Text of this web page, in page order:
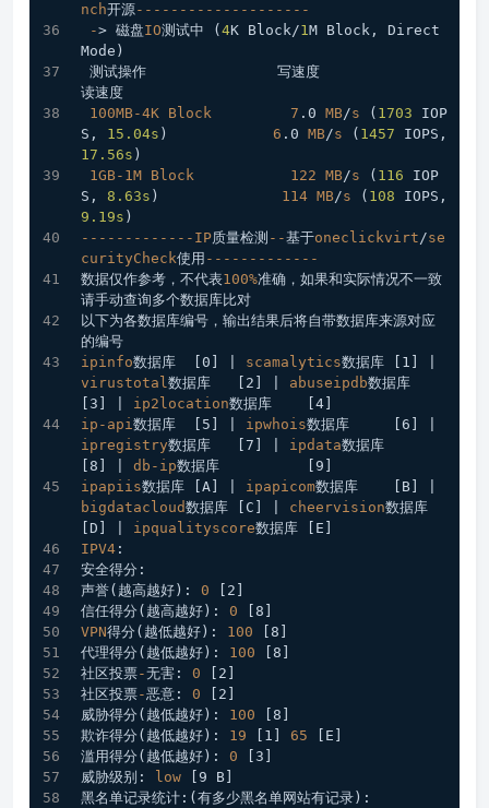
nch开源--------------------
-> 磁盘IO测试中 ( 4K Block/1M Block, Direct
Mode)
读速度
100MB-4K Block 7 .0 MB/s ( 1703 IOP
S, 15.04s ) 6 .0 MB/s ( 1457
17.56s )
1GB-1M Block 122 MB/s ( 116 IOP
S, 8.63s ) 114 MB/s ( 108
9.19s )
-------------IP质量检测 --基于oneclickvirt/se
curityCheck使用 -------------
数据仅作参考，不代表100%准确，如果和实际情况不一致
请手动查询多个数据库比对
以下为各数据库编号，输出结果后将自带数据库来源对应
的编号
ipinfo数据库 [0] scamalytics数据库 [1]
virustotal数据库 [2] abuseipdb
[3]
ip2location数据库
[4]
ip-api数据库 [5] ipwhois数据库 [6]
ipregistry数据库 [7] ipdata
[8]
db-ip数据库
[9]
ipapiis数据库 [A] ipapicom数据库 [B]
bigdatacloud数据库 [C] cheervision
[D]
ipqualityscore数据库
[E]
IPV4 :
安全得分:
声誉(越高越好): 0
[2]
信任得分(越高越好): 0
[8]
VPN得分(越低越好): 100
[8]
代理得分(越低越好): 100
[8]
社区投票-无害: 0
[2]
社区投票-恶意: 0
[2]
威胁得分(越低越好): 100
[8]
欺诈得分(越低越好): 19 [1] 65
[E]
滥用得分(越低越好): 0
[3]
威胁级别:
low
[9 B]
黑名单记录统计:(有多少黑名单网站有记录):